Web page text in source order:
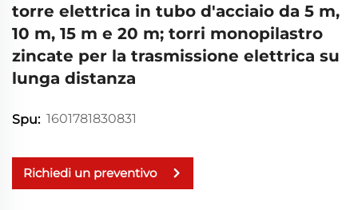
torre elettrica in tubo d'acciaio da 5 m,
10 m, 15 m e 20 m; torri monopilastro
zincate per la trasmissione elettrica su
lunga distanza
Spu: 1601781830831
Richiedi un preventivo